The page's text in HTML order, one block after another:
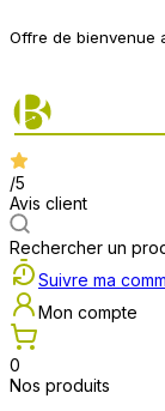
Offre de bienvenue
/5
Avis client
Rechercher un
Suivre ma
Mon compte
0
Nos produits